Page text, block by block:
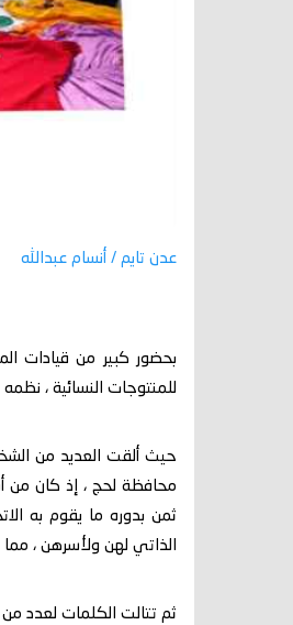
عدن تايم / أنسام عبدالله
بحضور كبير من قيادات
للمنتوجات النسائية ، نظمه الاتحاد
حيث ألقت العديد من
محافظة لحج ، إذ كان من
ثمن بدوره ما يقوم به
الذاتي لهن ولأسرهن ،
ثم تتالت الكلمات لعدد